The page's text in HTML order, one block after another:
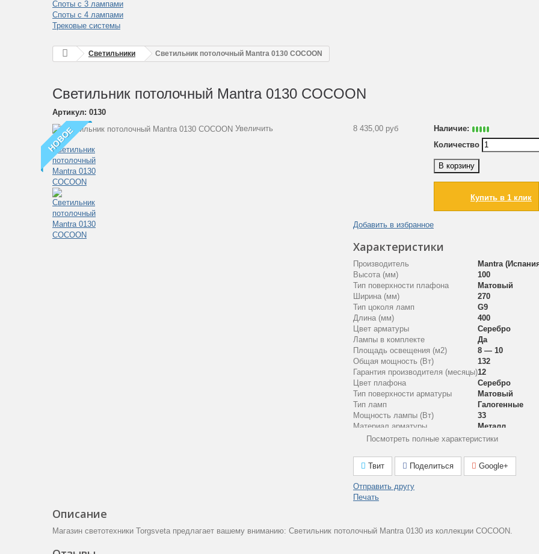
Споты с 3 лампами
Споты с 4 лампами
Трековые системы
Светильники Светильник потолочный Mantra 0130 COCOON
Светильник потолочный Mantra 0130 COCOON
Артикул: 0130
НОВОЕ Увеличить 8 435,00 руб
Добавить в избранное
Наличие:
Количество
В корзину
Купить в 1 клик
Характеристики
Производитель
Mantra
Высота (мм)
100
Тип поверхности плафона
Матовый
Ширина (мм)
270
Тип цоколя ламп
G9
Длина (мм)
400
Цвет арматуры
Серебро
Лампы в комплекте
Да
Площадь освещения (м2)
8 — 10
Общая мощность (Вт)
132
Гарантия производителя (месяцы)12
Цвет плафона
Серебро
Тип поверхности арматуры
Матовый
Тип ламп
Галогенные
Мощность лампы (Вт)
33
Материал арматуры
Металл
Артикул
0130
Количество ламп
4
Рабочее напряжение (V)
220
Количество плафонов
Диапазон рабочих температур
Посмотреть полные характеристики
Твит Поделиться Google+
Отправить другу
Печать
Описание
Магазин светотехники Torgsveta предлагает вашему вниманию: Светильник потолочный Mantra 0130 из коллекции COCOON.